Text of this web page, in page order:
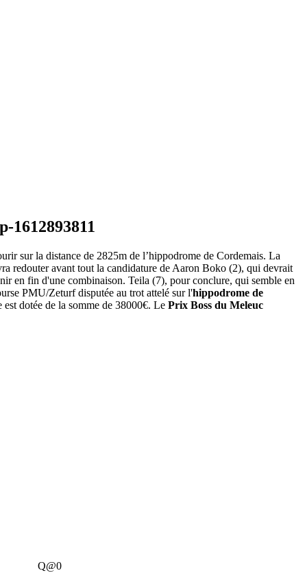
sur la distance de 2825m de l’hippodrome de Cordemais. La
redouter avant tout la candidature de Aaron Boko (2), qui devrait
en fin d'une combinaison. Teila (7), pour conclure, qui semble en
PMU/Zeturf disputée au trot attelé sur l'hippodrome de
dotée de la somme de 38000€. Le Prix Boss du Meleuc
Q@0